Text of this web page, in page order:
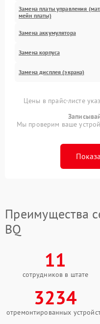
Замена платы управления
мейн платы)
Замена аккумулятора
Замена корпуса
Замена дисплея (экрана)
Цены в прайс-листе
Мы проверим ваше
Преимущества
BQ
11
сотрудников в штате
3234
отремонтированных